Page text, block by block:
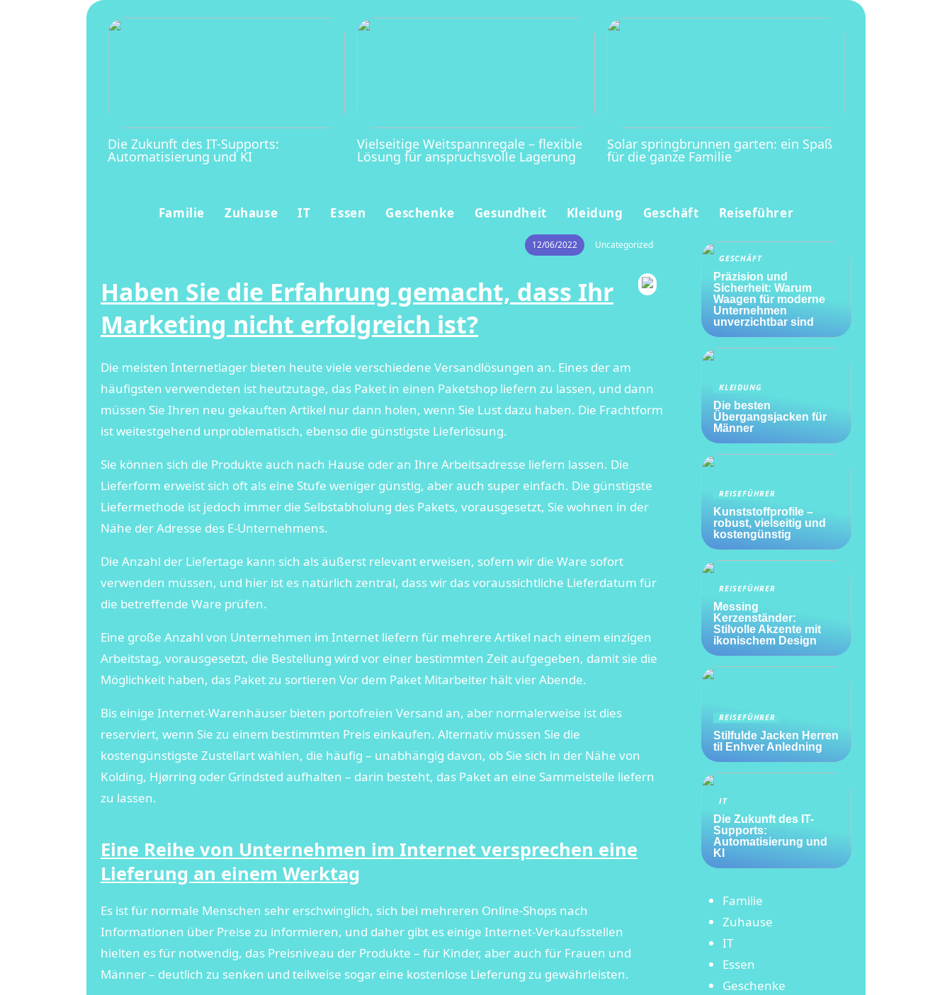
Die Zukunft des IT-Supports:
Automatisierung und KI
Vielseitige Weitspannregale – flexible
Lösung für anspruchsvolle Lagerung
Solar springbrunnen garten: ein Spaß
für die ganze Familie
Familie Zuhause IT Essen Geschenke Gesundheit Kleidung Geschäft Reiseführer
12/06/2022 Uncategorized
Haben Sie die Erfahrung gemacht, dass Ihr
Marketing nicht erfolgreich ist?
Die meisten Internetlager bieten heute viele verschiedene Versandlösungen an. Eines der am
häufigsten verwendeten ist heutzutage, das Paket in einen Paketshop liefern zu lassen, und dann
müssen Sie Ihren neu gekauften Artikel nur dann holen, wenn Sie Lust dazu haben. Die Frachtform
ist weitestgehend unproblematisch, ebenso die günstigste Lieferlösung.
Sie können sich die Produkte auch nach Hause oder an Ihre Arbeitsadresse liefern lassen. Die
Lieferform erweist sich oft als eine Stufe weniger günstig, aber auch super einfach. Die günstigste
Liefermethode ist jedoch immer die Selbstabholung des Pakets, vorausgesetzt, Sie wohnen in der
Nähe der Adresse des E-Unternehmens.
Die Anzahl der Liefertage kann sich als äußerst relevant erweisen, sofern wir die Ware sofort
verwenden müssen, und hier ist es natürlich zentral, dass wir das voraussichtliche Lieferdatum für
die betreffende Ware prüfen.
Eine große Anzahl von Unternehmen im Internet liefern für mehrere Artikel nach einem einzigen
Arbeitstag, vorausgesetzt, die Bestellung wird vor einer bestimmten Zeit aufgegeben, damit sie die
Möglichkeit haben, das Paket zu sortieren Vor dem Paket Mitarbeiter hält vier Abende.
Bis einige Internet-Warenhäuser bieten portofreien Versand an, aber normalerweise ist dies
reserviert, wenn Sie zu einem bestimmten Preis einkaufen. Alternativ müssen Sie die
kostengünstigste Zustellart wählen, die häufig – unabhängig davon, ob Sie sich in der Nähe von
Kolding, Hjørring oder Grindsted aufhalten – darin besteht, das Paket an eine Sammelstelle liefern
zu lassen.
Eine Reihe von Unternehmen im Internet versprechen eine
Lieferung an einem Werktag
Es ist für normale Menschen sehr erschwinglich, sich bei mehreren Online-Shops nach
Informationen über Preise zu informieren, und daher gibt es einige Internet-Verkaufsstellen
hielten es für notwendig, das Preisniveau der Produkte – für Kinder, aber auch für Frauen und
Männer – deutlich zu senken und teilweise sogar eine kostenlose Lieferung zu gewährleisten.
GESCHÄFT
Präzision und
Sicherheit: Warum
Waagen für moderne
Unternehmen
unverzichtbar sind
KLEIDUNG
Die besten
Übergangsjacken für
Männer
REISEFÜHRER
Kunststoffprofile –
robust, vielseitig und
kostengünstig
REISEFÜHRER
Messing
Kerzenständer:
Stilvolle Akzente mit
ikonischem Design
REISEFÜHRER
Stilfulde Jacken Herren
til Enhver Anledning
IT
Die Zukunft des IT-
Supports:
Automatisierung und
KI
Familie
Zuhause
IT
Essen
Geschenke